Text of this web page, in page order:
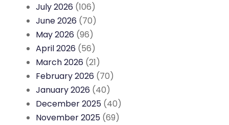
July 2026 (106)
June 2026 (70)
May 2026 (96)
April 2026 (56)
March 2026 (21)
February 2026 (70)
January 2026 (40)
December 2025 (40)
November 2025 (69)